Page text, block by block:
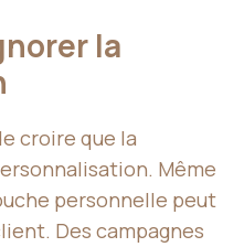
la
croire que la
Même
personnelle peut
Des campagnes